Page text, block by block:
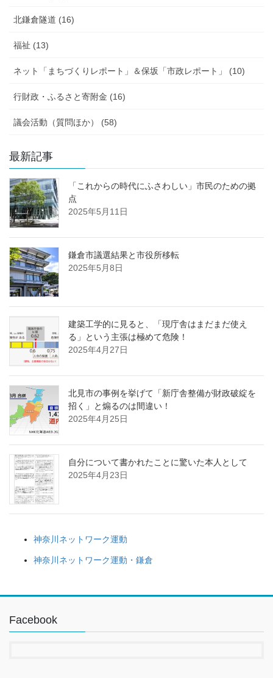
北鎌倉隧道 (16)
福祉 (13)
ネット「まちづくりレポート」＆保坂「市政レポート」 (10)
行財政・ふるさと寄附金 (16)
議会活動（質問ほか） (58)
最新記事
「これからの時代にふさわしい」市民のための拠
点
2025年5月11日
鎌倉市議選結果と市役所移転
2025年5月8日
建築工学的に見ると、「現庁舎はまだまだ使え
る」という主張は極めて危険！
2025年4月27日
北見市の事例を挙げて「新庁舎整備が財政破綻を
招く」と煽るのは間違い！
2025年4月25日
自分について書かれたことに驚いた本人として
2025年4月23日
神奈川ネットワーク運動
神奈川ネットワーク運動・鎌倉
Facebook